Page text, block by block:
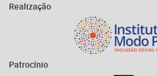
Realização
Patrocínio